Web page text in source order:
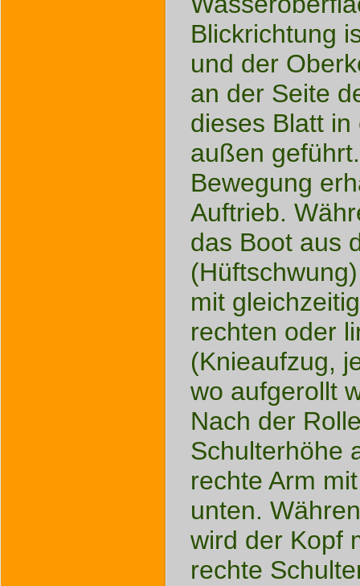
Blickrichtung
und der
an der Seite
dieses Blatt
außen
Bewegung
Auftrieb.
das Boot aus
mit
rechten oder
(Knieaufzug,
wo aufgerollt
Nach der
Schulterhöhe
rechte Arm
unten.
wird der Kopf
rechte